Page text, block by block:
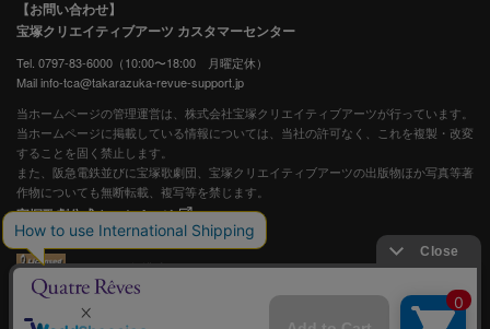
【お問い合わせ】
宝塚クリエイティブアーツ カスタマーセンター
Tel. 0797-83-6000（10:00〜18:00 月曜定休）
Mail info-tca@takarazuka-revue-support.jp
当ホームページの管理運営は、株式会社宝塚クリエイティブアーツが行っています。
当ホームページに掲載している情報については、当社の許可なく、これを複製・改変
することを固く禁止します。
また、阪急電鉄並びに宝塚歌劇団、宝塚クリエイティブアーツの出版物ほか写真等著
作物についても無断転載、複写等を禁じます。
宝塚歌劇公式ホームページ
JASRAC許諾番号：S0507081515
JASRAC許諾番号：9009941002Y45040